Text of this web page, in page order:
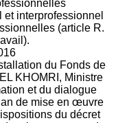
et interprofessionnel
(article R.
du Fonds de
KHOMRI, Ministre
et du dialogue
de mise en œuvre
du décret